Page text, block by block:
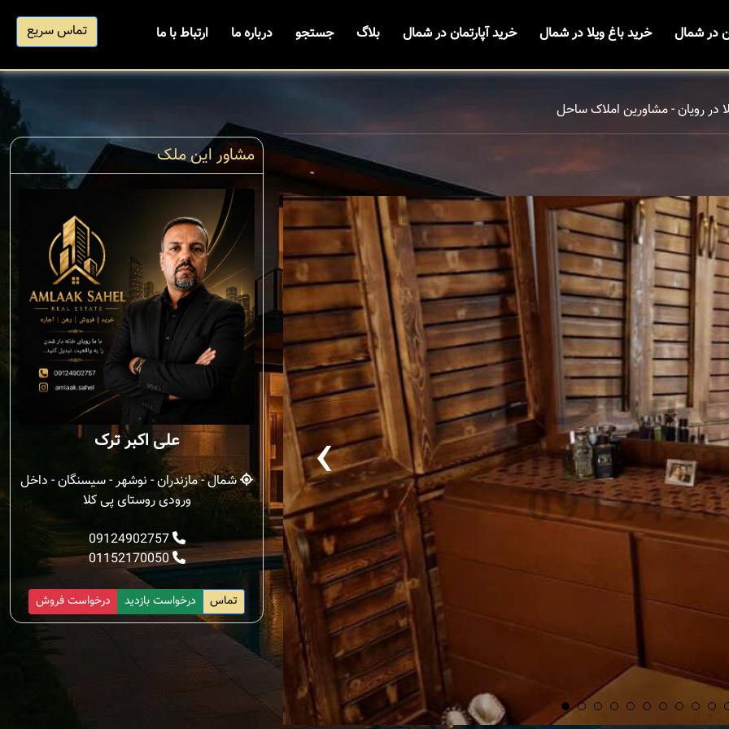
در شمال خرید باغ ویلا در شمال خرید آپارتمان در شمال بلاگ جستجو درباره ما ارتباط با ما تماس سریع
در رویان - مشاورین املاک ساحل
‹
مشاور این ملک
علی اکبر ترک
شمال - مازندران - نوشهر - سیسنگان - داخل
ورودی روستای پی کلا
09124902757
01152170050
درخواست فروش درخواست بازدید تماس